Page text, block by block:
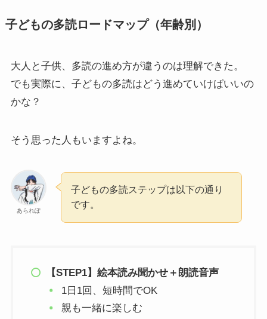
子どもの多読ロードマップ（年齢別）
大人と子供、多読の進め方が違うのは理解できた。
でも実際に、子どもの多読はどう進めていけばいいの
かな？
そう思った人もいますよね。
あられぽ
子どもの多読ステップは以下の通り
です。
【STEP1】絵本読み聞かせ＋朗読音声
1日1回、短時間でOK
親も一緒に楽しむ